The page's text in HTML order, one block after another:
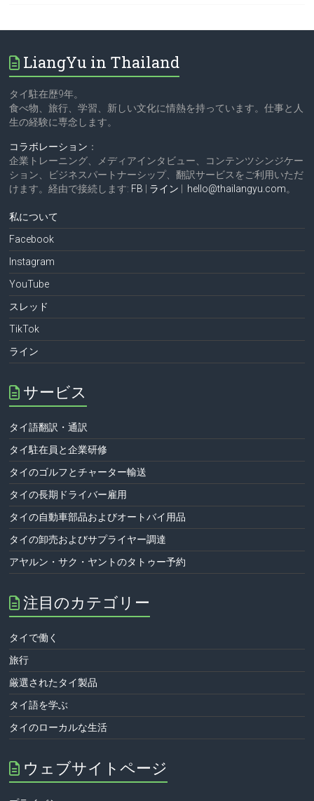
LiangYu in Thailand
タイ駐在歴9年。
食べ物、旅行、学習、新しい文化に情熱を持っています。仕事と人
生の経験に専念します。
コラボレーション ：
企業トレーニング、メディアインタビュー、コンテンツシンジケー
ション、ビジネスパートナーシップ、翻訳サービスをご利用いただ
けます。経由で接続します: FB ライン hello@thailangyu.com。
私について
Facebook
Instagram
YouTube
スレッド
TikTok
ライン
サービス
タイ語翻訳・通訳
タイ駐在員と企業研修
タイのゴルフとチャーター輸送
タイの長期ドライバー雇用
タイの自動車部品およびオートバイ用品
タイの卸売およびサプライヤー調達
アヤルン・サク・ヤントのタトゥー予約
注目のカテゴリー
タイで働く
旅行
厳選されたタイ製品
タイ語を学ぶ
タイのローカルな生活
ウェブサイトページ